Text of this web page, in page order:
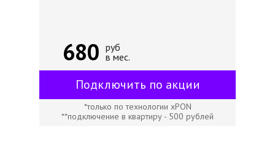
*только по технологии xPON
**подключение в квартиру - 500 рублей
Подключить по акции
680 руб
в мес.